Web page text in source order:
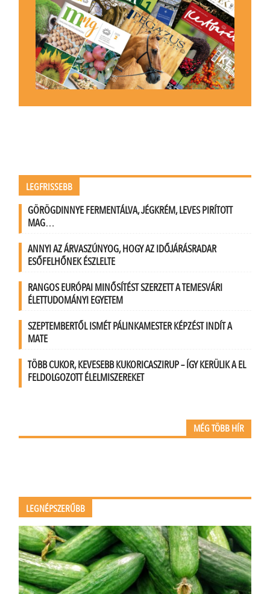
LEGFRISSEBB
GÖRÖGDINNYE FERMENTÁLVA, JÉGKRÉM, LEVES PIRÍTOTT
MAG…
ANNYI AZ ÁRVASZÚNYOG, HOGY AZ IDŐJÁRÁSRADAR
ESŐFELHŐNEK ÉSZLELTE
RANGOS EURÓPAI MINŐSÍTÉST SZERZETT A TEMESVÁRI
ÉLETTUDOMÁNYI EGYETEM
SZEPTEMBERTŐL ISMÉT PÁLINKAMESTER KÉPZÉST INDÍT A
MATE
TÖBB CUKOR, KEVESEBB KUKORICASZIRUP – ÍGY KERÜLIK A EL
FELDOLGOZOTT ÉLELMISZEREKET
MÉG TÖBB HÍR
LEGNÉPSZERŰBB